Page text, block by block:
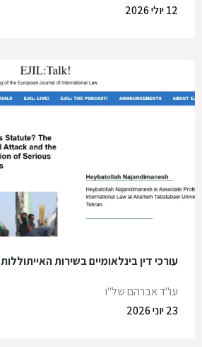
12 יולי 2026
עורכי דין בינלאומיים בשירות האייתוללות
עו"ד אברהם של"ו
23 יוני 2026